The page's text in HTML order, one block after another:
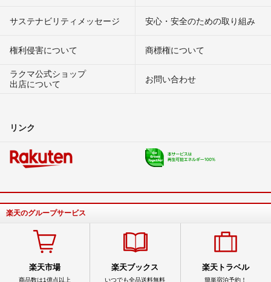
サステナビリティメッセージ 安心・安全のための取り組み
権利侵害について
商標権について
ラクマ公式ショップ
出店について
お問い合わせ
リンク
楽天のグループサービス
楽天市場
商品数は1億点以上
楽天ブックス
いつでも全品送料無料
楽天トラベル
簡単宿泊予約！